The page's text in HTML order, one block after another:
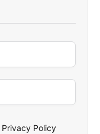
Privacy Policy